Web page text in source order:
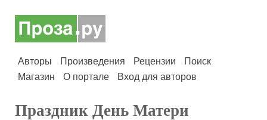
Авторы Произведения Рецензии
Поиск
Магазин
О портале Вход для авторов
Праздник День Матери